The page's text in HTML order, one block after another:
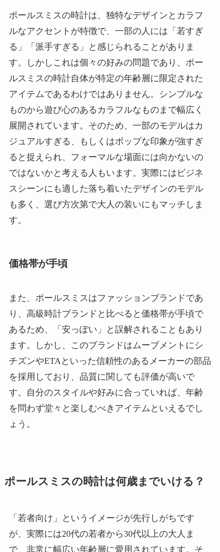
ポールスミスの時計は、独特なデザインとカラフ
ルなアクセントが特徴で、一部の人には「若すぎ
る」「派手すぎる」と感じられることがありま
す。しかしこれは個々の好みの問題であり、ポー
ルスミスの時計自体が特定の年齢層に限定された
アイテムであるわけではありません。シンプルな
ものから遊び心のあるカラフルなものまで幅広く
展開されています。そのため、一部のモデルはカ
ジュアルすぎる、もしくはポップな印象が強すぎ
ると捉えられ、フォーマルな場面には向かないの
ではないかと考える人もいます。実際にはビジネ
スシーンにも適した落ち着いたデザインのモデル
も多く、選び方次第で大人の装いにもマッチしま
す。
価格帯が手頃
また、ポールスミスはファッションブランドであ
り、高級時計ブランドと比べると価格帯が手頃で
あるため、「安っぽい」と誤解されることもあり
ます。しかし、このブランドはムーブメントにシ
チズンやETAといった信頼性のあるメーカーの部品
を採用しており、品質に関しても評価が高いで
す。自分のスタイルや好みに合っていれば、年齢
を問わず堂々と楽しむべきアイテムといえるでし
ょう。
ポールスミスの時計は何歳までいける？
「若者向け」というイメージが先行しがちです
が、実際には20代の若者から30代以上の大人ま
で、非常に幅広い年齢層に愛用されています。そ